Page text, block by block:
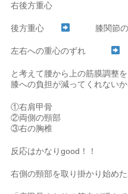
右後方重心
後方重心 膝関節の
左右への重心のずれ
と考えて腰から上の筋膜調整
膝への負担が減ってくれない
①右肩甲骨
②両側の頸部
③右の胸椎
反応はかなりgood！！
右側の頸部を取り掛かり始め